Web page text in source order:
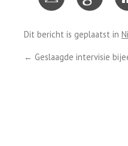
Dit bericht is geplaatst in
← Geslaagde intervisie